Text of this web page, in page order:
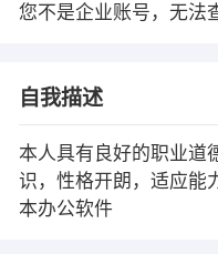
您不是企业账号，无法
自我描述
本人具有良好的职业道
识，性格开朗，适应能
本办公软件